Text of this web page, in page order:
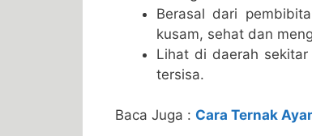
Berasal dari
kusam, sehat dan
Lihat di daerah
tersisa.
Baca Juga : Cara Ternak